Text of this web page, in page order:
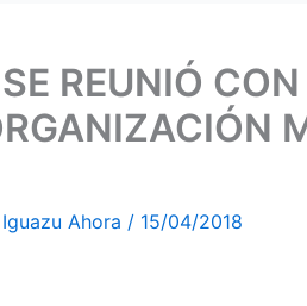
REUNIÓ
Ahora / 15/04/2018